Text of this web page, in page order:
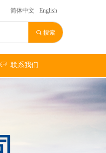
ꀃ 联系我们
끠 搜索
简体中文 English